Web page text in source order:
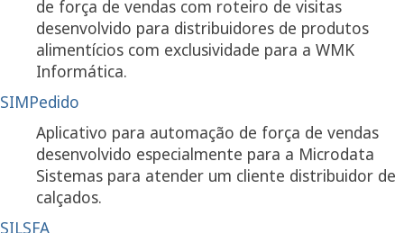
de força de vendas com roteiro de visitas
desenvolvido para distribuidores de produtos
alimentícios com exclusividade para a WMK
Informática.
SIMPedido
Aplicativo para automação de força de vendas
desenvolvido especialmente para a Microdata
Sistemas para atender um cliente distribuidor de
calçados.
SILSFA